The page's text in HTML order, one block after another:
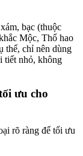
bạc (thuộc
Mộc, Thổ hao
thể, chỉ nên dùng
tiết nhỏ, không
ưu cho
rõ ràng để tối ưu